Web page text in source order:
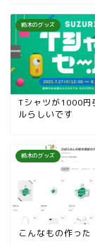
栃木のグッズ
Tシャツが1000円
ルらしいです
栃木のグッズ
こんなもの作った